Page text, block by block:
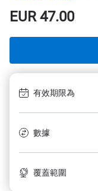
EUR47.00
有效期限為
數據
覆蓋範圍